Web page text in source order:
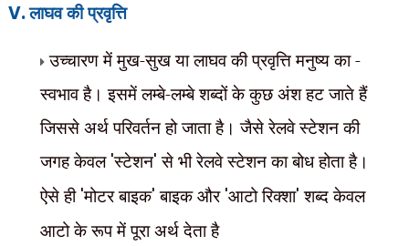
V.लाघव की प्रवृत्ति
उच्चारण में मुख-सुख या लाघव की प्रवृत्ति मनुष्य का -
स्वभाव है। इसमें लम्बे-लम्बे शब्दों के कुछ अंश हट जाते हैं
जिससे अर्थ परिवर्तन हो जाता है। जैसे रेलवे स्टेशन की
जगह केवल 'स्टेशन'से भी रेलवे स्टेशन का बोध होता है।
ऐसे ही 'मोटर बाइक'बाइक और 'आटो रिक्शा'शब्द केवल
आटो के रूप में पूरा अर्थ देता है